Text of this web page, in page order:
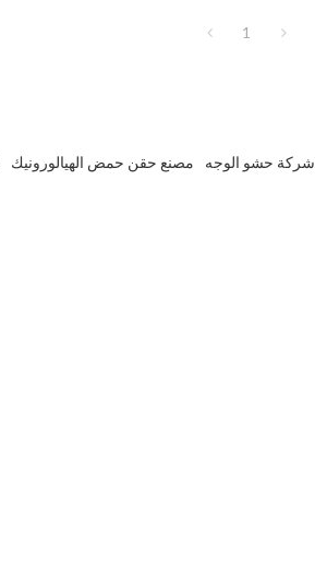
1
شركة حشو الوجه مصنع حقن حمض الهيالورونيك